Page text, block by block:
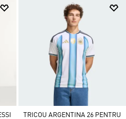
TRICOU ARGENTINA 26 PENTRU